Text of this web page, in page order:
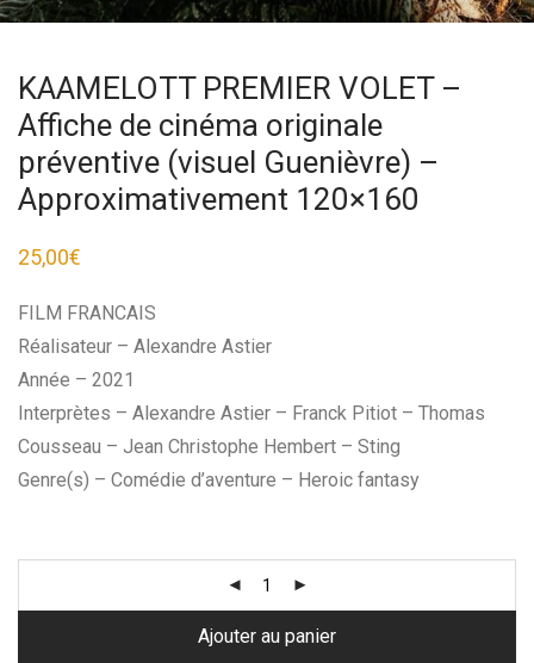
KAAMELOTT PREMIER VOLET –
Affiche de cinéma originale
préventive (visuel Guenièvre) –
Approximativement 120×160
25,00€
FILM FRANCAIS
Réalisateur – Alexandre Astier
Année – 2021
Interprètes – Alexandre Astier – Franck Pitiot – Thomas
Cousseau – Jean Christophe Hembert – Sting
Genre(s) – Comédie d’aventure – Heroic fantasy
Ajouter au panier